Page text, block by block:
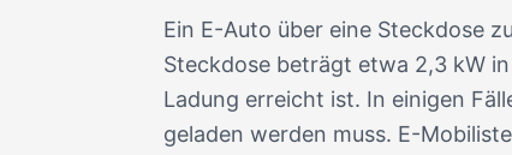
Ein E-Auto über eine Steckdose
Steckdose beträgt etwa 2,3 kW
Ladung erreicht ist. In einigen
geladen werden muss. E-